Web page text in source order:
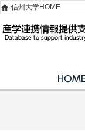
信州大学HOME